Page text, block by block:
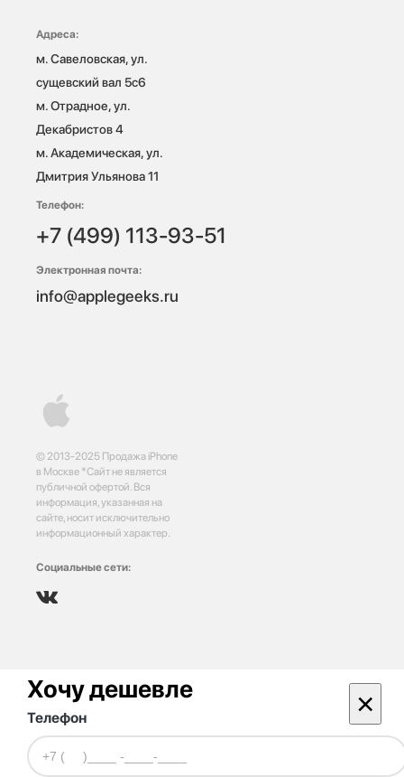
© 2013-2025 Продажа iPhone
в Москве *Сайт не является
публичной офертой. Вся
информация, указанная на
сайте, носит исключительно
информационный характер.
Социальные сети:
Адреса:
м. Савеловская, ул.
сущевский вал 5с6
м. Отрадное, ул.
Декабристов 4
м. Академическая, ул.
Дмитрия Ульянова 11
Телефон:
+7 (499) 113-93-51
Электронная почта:
info@applegeeks.ru
Хочу дешевле ×
Телефон